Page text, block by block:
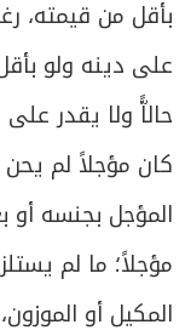
بأقل من قيمته،
على دينه ولو
حالاًّ ولا يقدر
كان مؤجلاً لم
المؤجل بجنسه أو
مؤجلاً؛ ما لم
المكيل أو
664
وأقسام
671 المبحث
ص
684 الفصل
ص685 المبحث
716 المبحث